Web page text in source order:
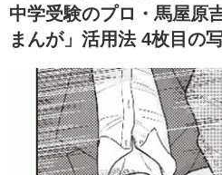
自由研究教材（小学生向け） 自由研究教材
中学受験のプロ・馬屋原
まんが」活用法 4枚目の